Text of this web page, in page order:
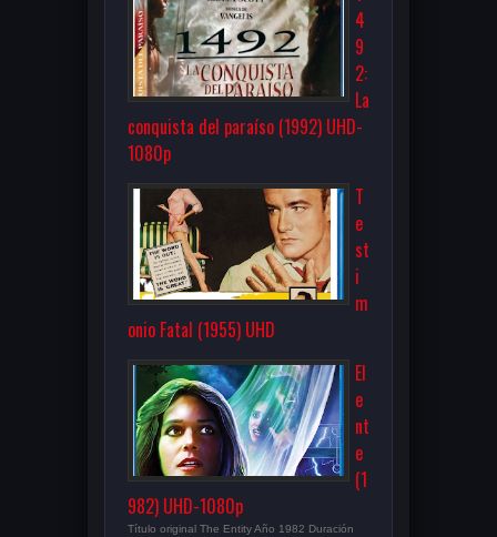
4
9
2:
La
conquista del paraíso (1992) UHD-
1080p
T
e
st
i
m
onio Fatal (1955) UHD
El
e
nt
e
(1
982) UHD-1080p
Título original The Entity Año 1982 Duración